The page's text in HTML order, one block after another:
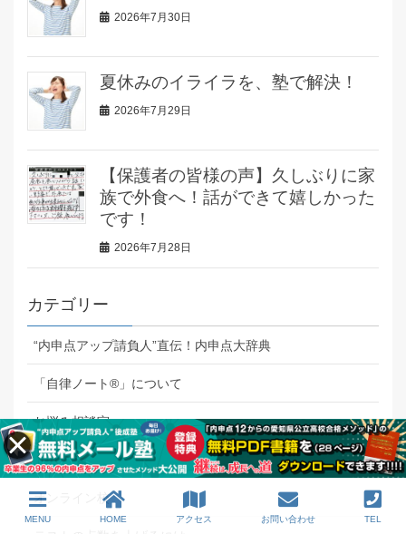
2026年7月30日
夏休みのイライラを、塾で解決！
2026年7月29日
【保護者の皆様の声】久しぶりに家
族で外食へ！話ができて嬉しかった
です！
2026年7月28日
カテゴリー
“内申点アップ請負人”直伝！内申点大辞典
「自律ノート®」について
お悩み相談室
その他
オンライン校
MENU HOME アクセス お問い合わせ TEL